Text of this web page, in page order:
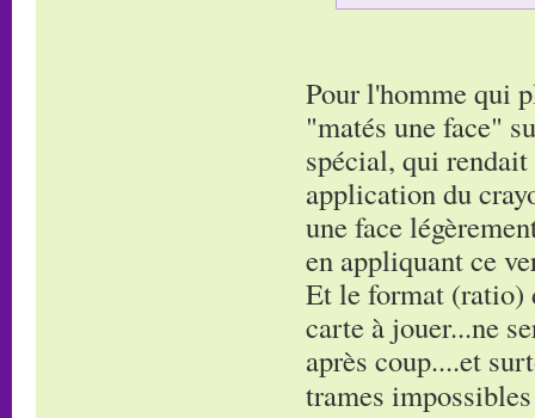
Pour l'homme qui
"matés une face"
spécial, qui
application du
une face
en appliquant ce
Et le format (ratio)
carte à jouer...ne
après coup....et
trames